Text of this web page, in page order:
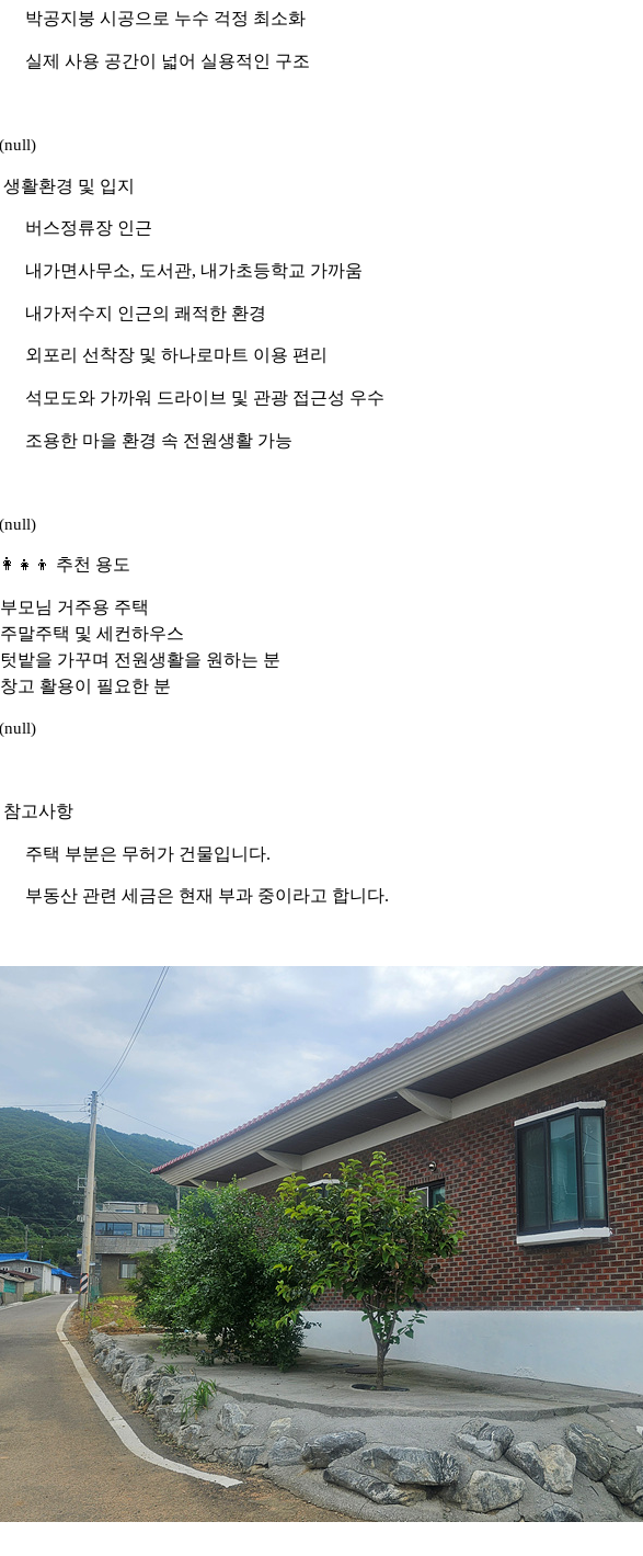
박공지붕 시공으로 누수 걱정 최소화
실제 사용 공간이 넓어 실용적인 구조
생활환경 및 입지
버스정류장 인근
내가면사무소, 도서관, 내가초등학교 가까움
내가저수지 인근의 쾌적한 환경
외포리 선착장 및 하나로마트 이용 편리
석모도와 가까워 드라이브 및 관광 접근성 우수
조용한 마을 환경 속 전원생활 가능
👩 👧 👦 추천 용도
부모님 거주용 주택
주말주택 및 세컨하우스
텃밭을 가꾸며 전원생활을 원하는 분
창고 활용이 필요한 분
참고사항
주택 부분은 무허가 건물입니다.
부동산 관련 세금은 현재 부과 중이라고 합니다.